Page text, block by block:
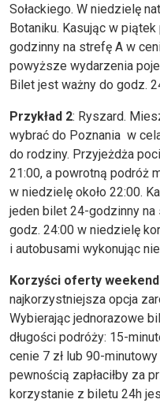
Sołackiego. W niedzielę
Botaniku. Kasując w
godzinny na strefę A w
powyższe wydarzenia
Bilet jest ważny do godz.
Przykład 2: Ryszard.
wybrać do Poznania w
do rodziny. Przyjeżdża
21:00, a powrotną podróż
w niedzielę około 22:00.
jeden bilet 24-godzinny na
godz. 24:00 w niedzielę
i autobusami wykonując
Korzyści oferty weekend
najkorzystniejsza opcja
Wybierając jednorazowe
długości podróży: 15-
cenie 7 zł lub 90-
pewnością zapłaciłby za
korzystanie z biletu 24h